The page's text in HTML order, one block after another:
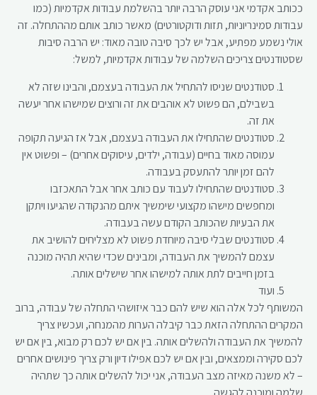
ככותב אקדמי אני עוסק הרבה יותר בהשלמת עבודות אקדמיות (כמו
עבודות סמינריוניות, תזות ודוקטורטים) מאשר כותב אותם מההתחלה. זה
אולי נשמע מפתיע, אבל יש לכך סיבה טובה מאוד: יש הרבה סיבות
שסטודנטים צריכים השלמה של עבודות אקדמיות, למשל:
סטודנטים שניסו להתחיל את העבודה בעצמם, והבינו שזה לא
בשבילם, הם פשוט לא אוהבים את זה ורוצים שמישהו אחר יעשה
את זה.
סטודנטים שהתחילו את העבודה בעצמם, אבל אז הגיעה תקופה
עמוסה מאוד בחיים (עבודה, ילדים, עיסוקים אחרים) – ופשוט אין
להם זמן יותר להתעסק בעבודה.
סטודנטים שהתחילו לעבוד עם כותב אחר אבל התאכזבו
ומחפשים מישהו מקצועי שימשיך איתם מהנקודה שהגיעו ויתקן
את הבעיות שהכותב הקודם עשה בעבודה.
סטודנטים שבלי סיבה מיוחדת פשוט לא מצליחים להושיב את
עצמם להמשיך את העבודה, ומבינים שכדי שהיא תהיה מוכנה
בזמן חייבים לתת אותה למישהו אחר שישלים אותה.
ועוד
המשותף לכל אלה הוא שיש להם כבר איזושהי התחלה של עבודה, ברוב
המקרים ההתחלה הזאת כבר קיבלה הערות מהמנחה, ועכשיו צריך
להמשיך את העבודה ולהשלים אותה. בין אם יש לכם רק מבוא, בין אם יש
לכם סקירה וממצאים, ובין אם יש לכם אפילו דיון ורק צריך פינושים אחרים
– לא משנה מאיזה מצב העבודה, אני יכול להשלים אותה כך שתהיה